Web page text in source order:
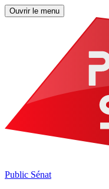
Ouvrir le menu
Public Sénat